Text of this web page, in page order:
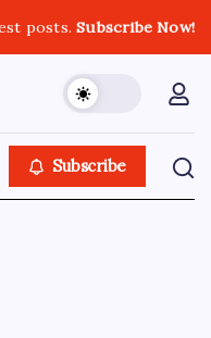
posts.Subscribe Now!
Subscribe